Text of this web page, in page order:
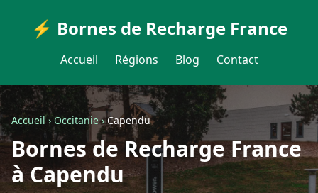
⚡ Bornes de Recharge France
Accueil Régions Blog Contact
Accueil›Occitanie›Capendu
Bornes de Recharge France
à Capendu